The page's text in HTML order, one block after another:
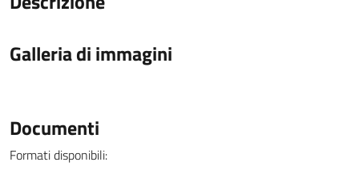
Galleria di immagini
Documenti
Formati disponibili: